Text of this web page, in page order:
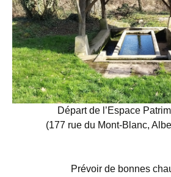
Départ de l’Espace
(177 rue du Mont-Blanc,
Prévoir de bonnes